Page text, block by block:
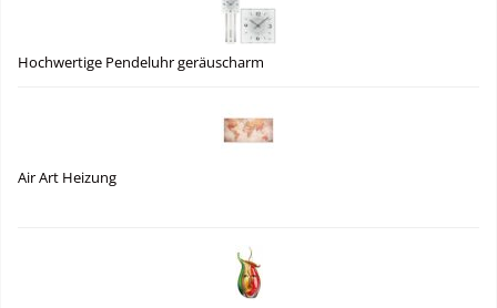
Hochwertige Pendeluhr geräuscharm
Air Art Heizung